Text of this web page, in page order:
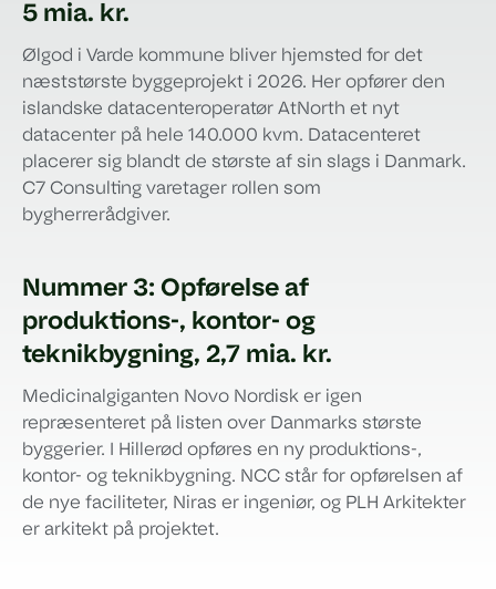
5 mia. kr.
Ølgod i Varde kommune bliver hjemsted for det
næststørste byggeprojekt i 2026. Her opfører den
islandske datacenteroperatør AtNorth et nyt
datacenter på hele 140.000 kvm. Datacenteret
placerer sig blandt de største af sin slags i Danmark.
C7 Consulting varetager rollen som
bygherrerådgiver.
Nummer 3: Opførelse af
produktions-, kontor- og
teknikbygning, 2,7 mia. kr.
Medicinalgiganten Novo Nordisk er igen
repræsenteret på listen over Danmarks største
byggerier. I Hillerød opføres en ny produktions-,
kontor- og teknikbygning. NCC står for opførelsen af
de nye faciliteter, Niras er ingeniør, og PLH Arkitekter
er arkitekt på projektet.